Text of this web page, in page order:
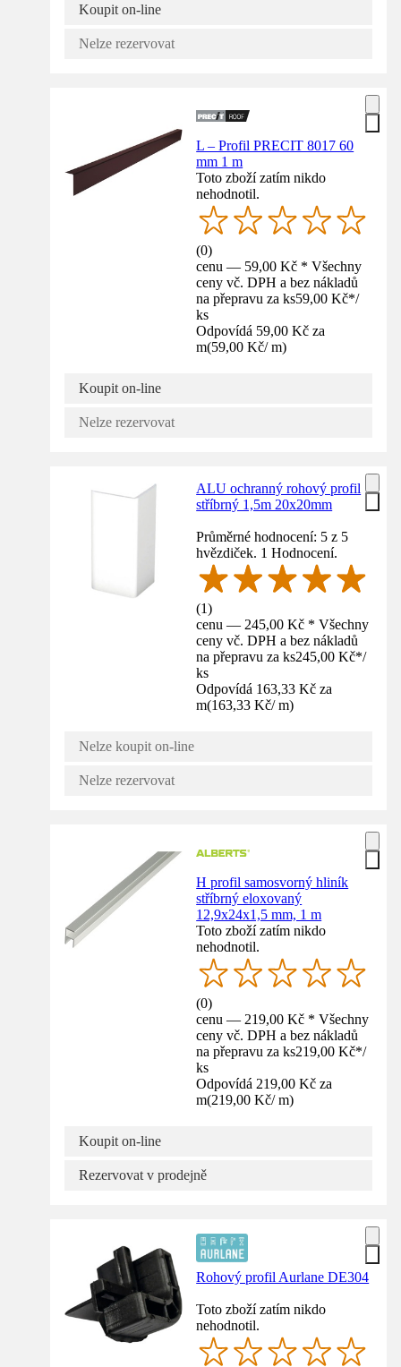
Koupit on-line
Nelze rezervovat
L – Profil PRECIT 8017 60
mm 1 m
Toto zboží zatím nikdo
nehodnotil.
(0)
cenu — 59,00 Kč * Všechny
ceny vč. DPH a bez nákladů
na přepravu za ks59,00 Kč*/
ks
Odpovídá 59,00 Kč za
m(59,00 Kč/ m)
Koupit on-line
Nelze rezervovat
ALU ochranný rohový profil
stříbrný 1,5m 20x20mm
Průměrné hodnocení: 5 z 5
hvězdiček. 1 Hodnocení.
(1)
cenu — 245,00 Kč * Všechny
ceny vč. DPH a bez nákladů
na přepravu za ks245,00 Kč*/
ks
Odpovídá 163,33 Kč za
m(163,33 Kč/ m)
Nelze koupit on-line
Nelze rezervovat
H profil samosvorný hliník
stříbrný eloxovaný
12,9x24x1,5 mm, 1 m
Toto zboží zatím nikdo
nehodnotil.
(0)
cenu — 219,00 Kč * Všechny
ceny vč. DPH a bez nákladů
na přepravu za ks219,00 Kč*/
ks
Odpovídá 219,00 Kč za
m(219,00 Kč/ m)
Koupit on-line
Rezervovat v prodejně
Rohový profil Aurlane DE304
Toto zboží zatím nikdo
nehodnotil.